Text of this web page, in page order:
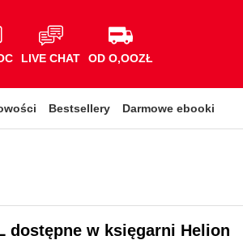
LIVE CHAT OD O,OOZŁ
Bestsellery Darmowe ebooki
dostępne w księgarni Helion